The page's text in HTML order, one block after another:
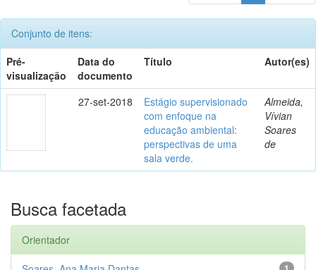
Conjunto de itens:
Pré-
visualização
Data do
documento
Título Autor(es)
27-set-2018
Estágio supervisionado
com enfoque na
educação ambiental:
perspectivas de uma
sala verde.
Almeida,
Vívian
Soares
de
Busca facetada
Orientador